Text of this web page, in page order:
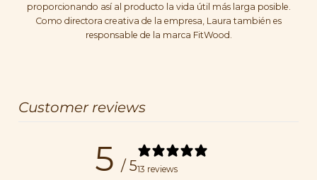
proporcionando así al producto la vida útil más larga posible.
Como directora creativa de la empresa, Laura también es
responsable de la marca FitWood.
Customer reviews
5 / 513 reviews